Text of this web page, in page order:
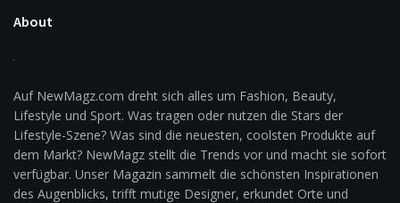
About
Auf NewMagz.com dreht sich alles um Fashion, Beauty,
Lifestyle und Sport. Was tragen oder nutzen die Stars der
Lifestyle-Szene? Was sind die neuesten, coolsten Produkte auf
dem Markt? NewMagz stellt die Trends vor und macht sie sofort
verfügbar. Unser Magazin sammelt die schönsten Inspirationen
des Augenblicks, trifft mutige Designer, erkundet Orte und